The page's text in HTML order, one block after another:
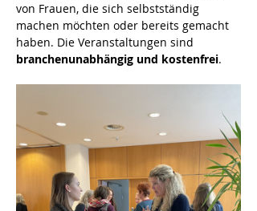
von Frauen, die sich selbstständig
machen möchten oder bereits gemacht
haben. Die Veranstaltungen sind
branchenunabhängig und kostenfrei.